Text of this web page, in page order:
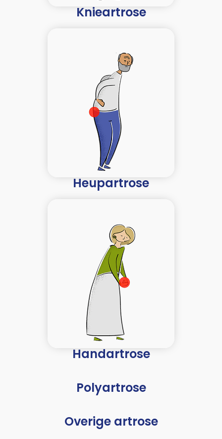
Knieartrose
Heupartrose
Handartrose
Polyartrose
Overige artrose